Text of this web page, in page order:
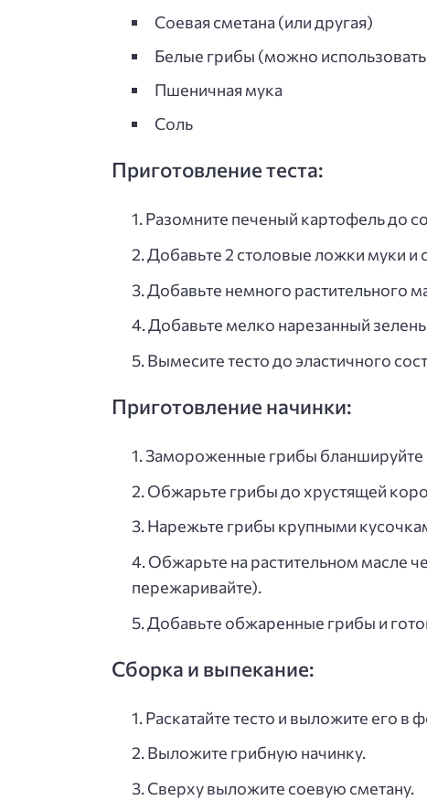
Соевая сметана (или другая)
Белые грибы (можно
Пшеничная мука
Соль
Приготовление теста:
Разомните печеный картофель до
Добавьте 2 столовые ложки муки и
Добавьте немного растительного
Добавьте мелко нарезанный
Вымесите тесто до эластичного
Приготовление начинки:
Замороженные грибы бланшируйте
Обжарьте грибы до хрустящей
Нарежьте грибы крупными
Обжарьте на растительном масле
пережаривайте).
Добавьте обжаренные грибы и
Сборка и выпекание:
Раскатайте тесто и выложите его
Выложите грибную начинку.
Сверху выложите соевую сметану.